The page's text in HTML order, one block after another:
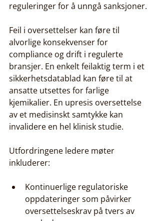
reguleringer for å unngå sanksjoner.
Feil i oversettelser kan føre til
alvorlige konsekvenser for
compliance og drift i regulerte
bransjer. En enkelt feilaktig term i et
sikkerhetsdatablad kan føre til at
ansatte utsettes for farlige
kjemikalier. En upresis oversettelse
av et medisinskt samtykke kan
invalidere en hel klinisk studie.
Utfordringene ledere møter
inkluderer:
Kontinuerlige regulatoriske
oppdateringer som påvirker
oversettelseskrav på tvers av